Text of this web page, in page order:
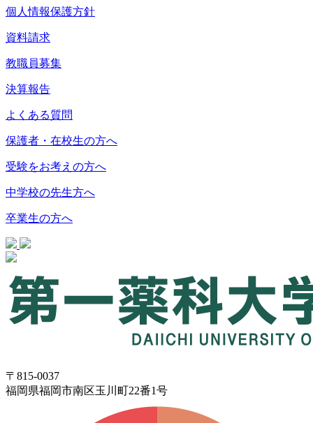
個人情報保護方針
資料請求
教職員募集
決算報告
よくある質問
保護者・在校生の方へ
受験をお考えの方へ
中学校の先生方へ
卒業生の方へ
〒815-0037
福岡県福岡市南区玉川町22番1号